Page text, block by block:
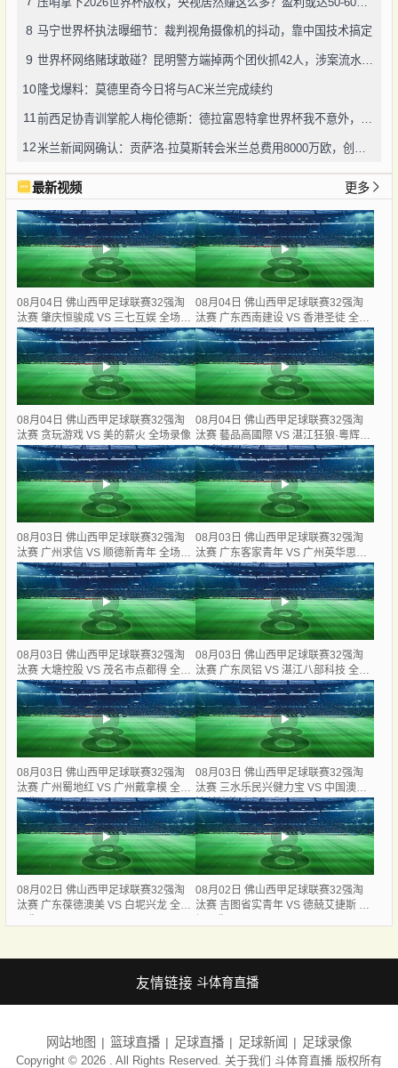
8 马宁世界杯执法曝细节：裁判视角摄像机的抖动，靠中国技术搞定
9 世界杯网络赌球敢碰？昆明警方端掉两个团伙抓42人，涉案流水超三千万
10 隆戈爆料：莫德里奇今日将与AC米兰完成续约
11
12
最新视频 更多
08月04日 佛山西甲足球联赛32强淘
汰赛 肇庆恒骏成 VS 三七互娱 全场录
像
08月04日 佛山西甲足球联赛32强淘
汰赛 广东西南建设 VS 香港圣徒 全场
录像
08月04日 佛山西甲足球联赛32强淘
汰赛 贪玩游戏 VS 美的薪火 全场录像
08月04日 佛山西甲足球联赛32强淘
汰赛 藝品高國際 VS 湛江狂狼·粵辉能
源 全场录像
08月03日 佛山西甲足球联赛32强淘
汰赛 广州求信 VS 顺德新青年 全场录
像
08月03日 佛山西甲足球联赛32强淘
汰赛 广东客家青年 VS 广州英华思力
U17 全场录像
08月03日 佛山西甲足球联赛32强淘
汰赛 大塘控股 VS 茂名市点都得 全场
录像
08月03日 佛山西甲足球联赛32强淘
汰赛 广东凤铝 VS 湛江八部科技 全场
录像
08月03日 佛山西甲足球联赛32强淘
汰赛 广州蜀地红 VS 广州戴拿模 全场
录像
08月03日 佛山西甲足球联赛32强淘
汰赛 三水乐民兴健力宝 VS 中国澳门
澳科精英 全场录像
08月02日 佛山西甲足球联赛32强淘
汰赛 广东葆德澳美 VS 白坭兴龙 全场
08月02日 佛山西甲足球联赛32强淘
汰赛 吉图省实青年 VS 德兢艾捷斯 全
友情链接 斗体育直播
网站地图 篮球直播 足球直播 足球新闻 足球录像
Copyright © 2026 . All Rights Reserved. 关于我们 斗体育直播 版权所有